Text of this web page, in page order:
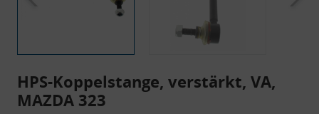
HPS-Koppelstange, verstärkt, VA,
MAZDA 323